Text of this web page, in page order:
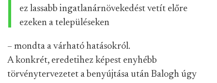
ez lassabb ingatlanárnövekedést vetít előre
ezeken a településeken
– mondta a várható hatásokról.
A konkrét, eredetihez képest enyhébb
törvénytervezetet a benyújtása után Balogh úgy